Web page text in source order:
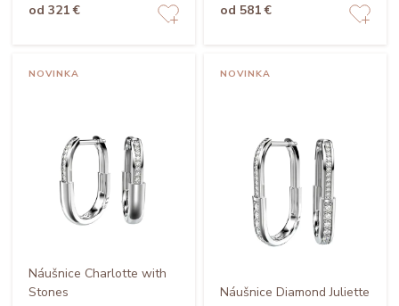
od 321 €
od 581 €
NOVINKA
Náušnice Charlotte with
Stones
NOVINKA
Náušnice Diamond Juliette